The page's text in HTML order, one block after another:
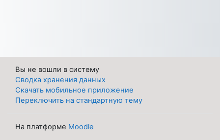
Вы не вошли в систему
Сводка хранения данных
Скачать мобильное приложение
Переключить на стандартную тему
На платформе Moodle